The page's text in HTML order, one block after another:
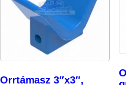
Orrtámasz 3″x3″,